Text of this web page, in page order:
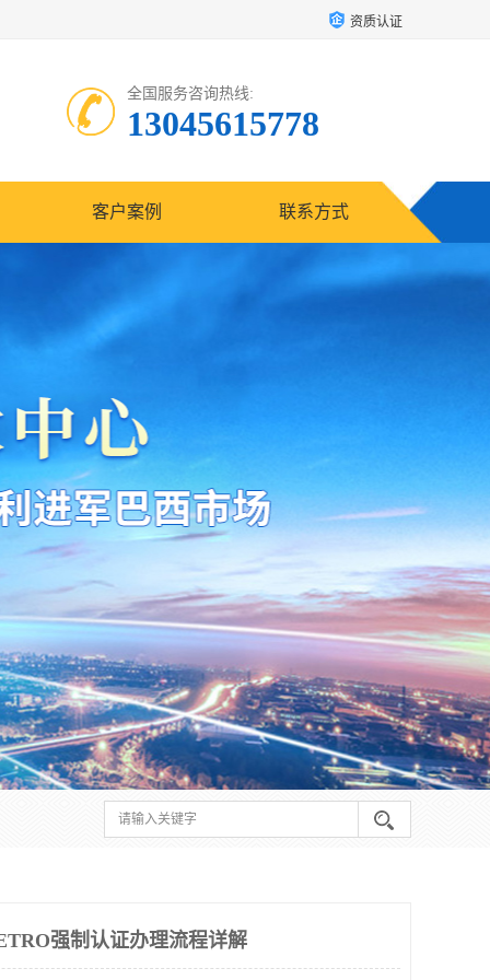
资质认证
全国服务咨询热线:
13045615778
客户案例 联系方式
强制认证办理流程详解